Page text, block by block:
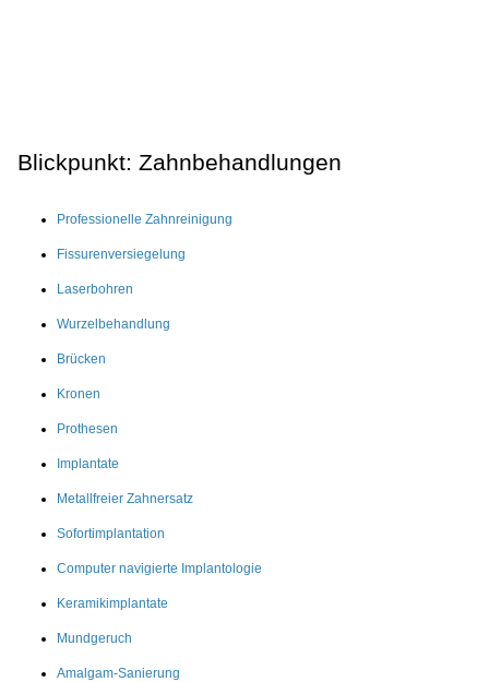
Blickpunkt: Zahnbehandlungen
Professionelle Zahnreinigung
Fissurenversiegelung
Laserbohren
Wurzelbehandlung
Brücken
Kronen
Prothesen
Implantate
Metallfreier Zahnersatz
Sofortimplantation
Computer navigierte Implantologie
Keramikimplantate
Mundgeruch
Amalgam-Sanierung